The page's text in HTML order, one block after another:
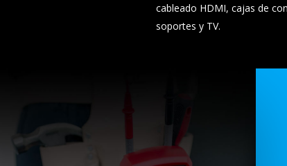
cableado HDMI, cajas de
soportes y TV.